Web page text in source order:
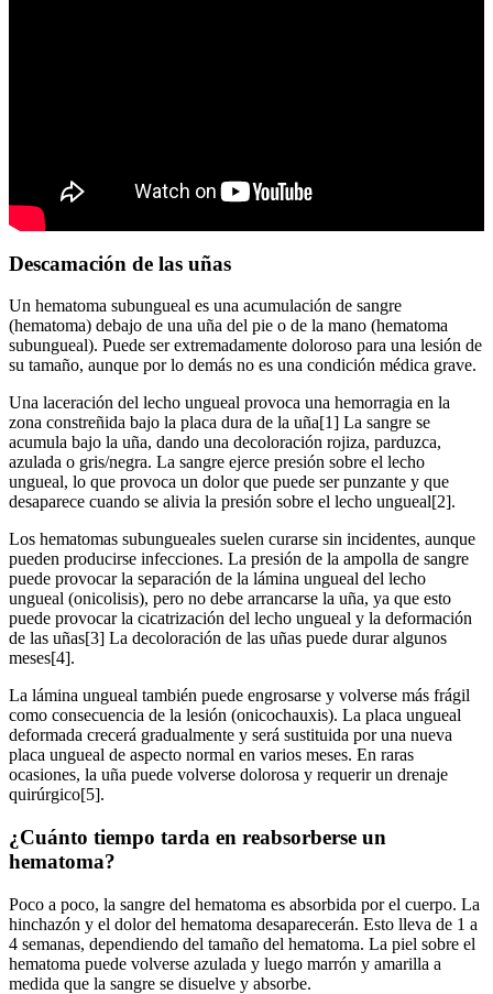
Descamación de las uñas
Un hematoma subungueal es una acumulación de sangre
(hematoma) debajo de una uña del pie o de la mano (hematoma
subungueal). Puede ser extremadamente doloroso para una lesión de
su tamaño, aunque por lo demás no es una condición médica grave.
Una laceración del lecho ungueal provoca una hemorragia en la
zona constreñida bajo la placa dura de la uña[1] La sangre se
acumula bajo la uña, dando una decoloración rojiza, parduzca,
azulada o gris/negra. La sangre ejerce presión sobre el lecho
ungueal, lo que provoca un dolor que puede ser punzante y que
desaparece cuando se alivia la presión sobre el lecho ungueal[2].
Los hematomas subungueales suelen curarse sin incidentes, aunque
pueden producirse infecciones. La presión de la ampolla de sangre
puede provocar la separación de la lámina ungueal del lecho
ungueal (onicolisis), pero no debe arrancarse la uña, ya que esto
puede provocar la cicatrización del lecho ungueal y la deformación
de las uñas[3] La decoloración de las uñas puede durar algunos
meses[4].
La lámina ungueal también puede engrosarse y volverse más frágil
como consecuencia de la lesión (onicochauxis). La placa ungueal
deformada crecerá gradualmente y será sustituida por una nueva
placa ungueal de aspecto normal en varios meses. En raras
ocasiones, la uña puede volverse dolorosa y requerir un drenaje
quirúrgico[5].
¿Cuánto tiempo tarda en reabsorberse un
hematoma?
Poco a poco, la sangre del hematoma es absorbida por el cuerpo. La
hinchazón y el dolor del hematoma desaparecerán. Esto lleva de 1 a
4 semanas, dependiendo del tamaño del hematoma. La piel sobre el
hematoma puede volverse azulada y luego marrón y amarilla a
medida que la sangre se disuelve y absorbe.